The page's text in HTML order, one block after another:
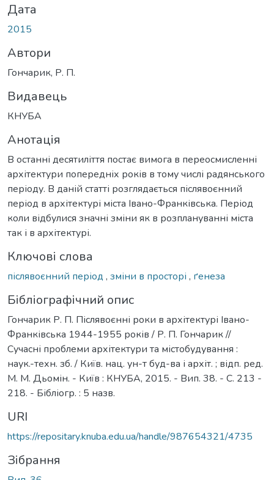
Дата
2015
Автори
Гончарик, Р. П.
Видавець
КНУБА
Анотація
В останні десятиліття постає вимога в переосмисленні
архітектури попередніх років в тому числі радянського
періоду. В даній статті розглядається післявоєнний
період в архітектурі міста Івано-Франківська. Період
коли відбулися значні зміни як в розплануванні міста
так і в архітектурі.
Ключові слова
післявоєнний період , зміни в просторі , ґенеза
Бібліографічний опис
Гончарик Р. П. Післявоєнні роки в архітектурі Івано-
Франківська 1944-1955 років / Р. П. Гончарик //
Сучасні проблеми архітектури та містобудування :
наук.-техн. зб. / Київ. нац. ун-т буд-ва і архіт. ; відп. ред.
М. М. Дьомін. - Київ : КНУБА, 2015. - Вип. 38. - С. 213 -
218. - Бібліогр. : 5 назв.
URI
https://repositary.knuba.edu.ua/handle/987654321/4735
Зібрання